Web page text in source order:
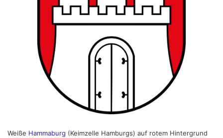
Weiße Hammaburg (Keimzelle Hamburgs) auf rotem Hintergrund